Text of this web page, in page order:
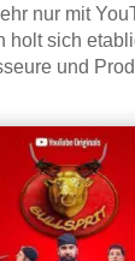
nur mit
holt sich
und